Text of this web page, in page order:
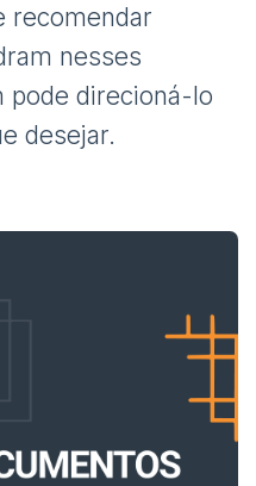
recomendar
nesses
pode direcioná-lo
desejar.